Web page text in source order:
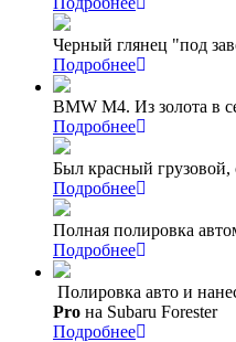
Черный глянец "под
Подробнее
BMW M4. Из золота в
Подробнее
Был красный грузовой,
Подробнее
Полная полировка
Подробнее
Полировка авто и
Pro на Subaru Forester
Подробнее